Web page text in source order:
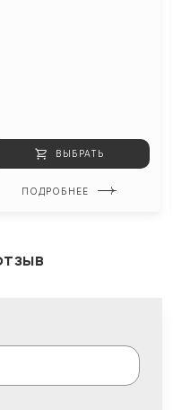
ВЫБРАТЬ
ПОДРОБНЕЕ